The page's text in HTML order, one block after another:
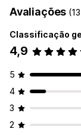
Avaliações
Classificação
4,9
5
4
3
2